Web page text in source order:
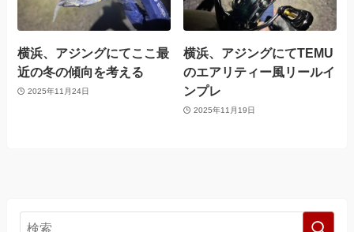
横浜、アジングにてここ最
近の冬の傾向を考える
2025年11月24日
横浜、アジングにてTEMU
のエアリティー風リールイ
ンプレ
2025年11月19日